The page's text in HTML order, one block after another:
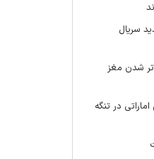
سریال
شدن مغز
در تنگه